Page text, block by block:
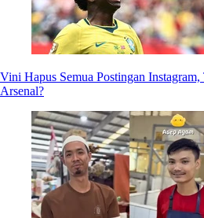
Vini Hapus Semua Postingan
Arsenal?